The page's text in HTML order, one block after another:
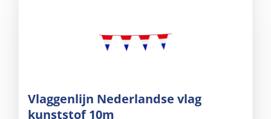
Vlaggenlijn Nederlandse vlag
kunststof 10m